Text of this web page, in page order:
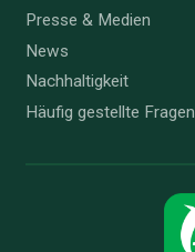
Presse & Medien
News
Nachhaltigkeit
Häufig gestellte Fragen